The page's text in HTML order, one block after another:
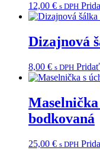
12,00 € s DPH
Dizajnová
8,00 € s DPH
bodkovaná
25,00 € s DPH